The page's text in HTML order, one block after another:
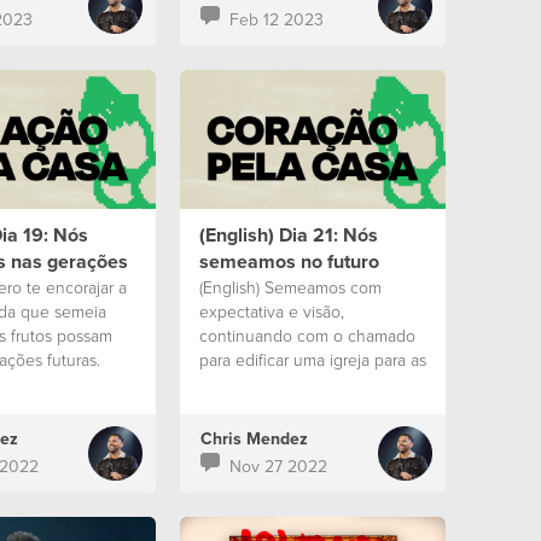
Feb 12 2023
19: Nós
nas gerações
te encorajar a
que semeia
frutos possam
futuras.
(English) Dia 21: Nós
semeamos no futuro
(English) Semeamos com
expectativa e visão,
continuando com o chamado
para edificar uma igreja para as
Chris Mendez
Nov 27 2022